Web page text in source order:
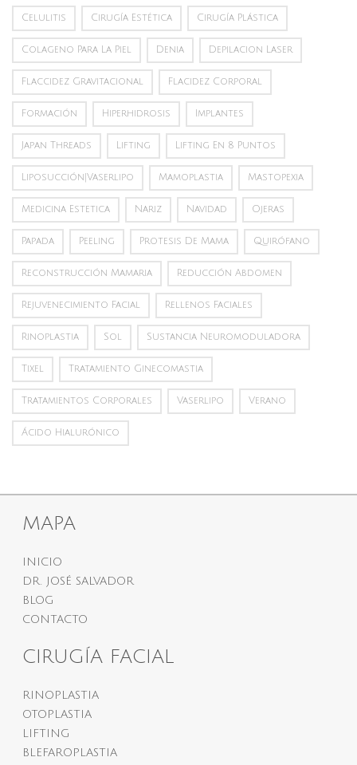
Celulitis Cirugía Estética Cirugía Plástica
Colageno Para La Piel Denia Depilacion Laser
Flaccidez Gravitacional Flacidez Corporal
Formación Hiperhidrosis Implantes
Japan Threads Lifting Lifting En 8 Puntos
Liposucción|vaserlipo Mamoplastia Mastopexia
Medicina Estetica Nariz Navidad Ojeras
Papada Peeling Protesis De Mama Quirófano
Reconstrucción Mamaria Reducción Abdomen
Rejuvenecimiento Facial Rellenos Faciales
Rinoplastia Sol Sustancia Neuromoduladora
Tixel Tratamiento Ginecomastia
Tratamientos Corporales Vaserlipo Verano
Ácido Hialurónico
MAPA
INICIO
DR. JOSÉ SALVADOR
BLOG
CONTACTO
CIRUGÍA FACIAL
RINOPLASTIA
OTOPLASTIA
LIFTING
BLEFAROPLASTIA